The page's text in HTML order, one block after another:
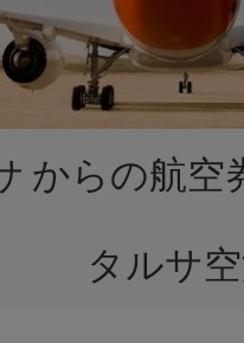
からの航空
タルサ